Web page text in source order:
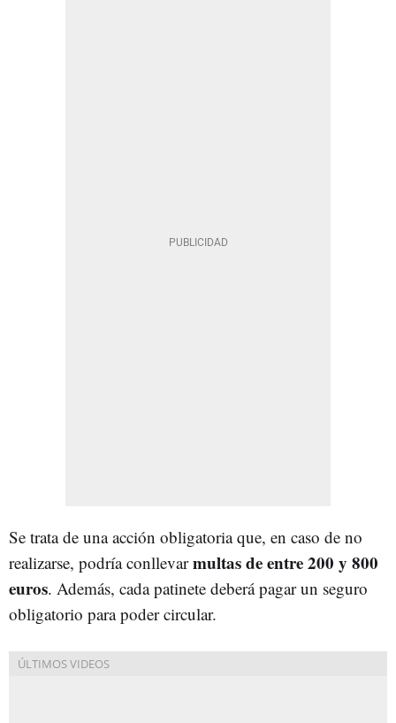
Se trata de una acción obligatoria que, en caso de no
realizarse, podría conllevarmultas de entre 200 y 800
euros. Además, cada patinete deberá pagar un seguro
obligatorio para poder circular.